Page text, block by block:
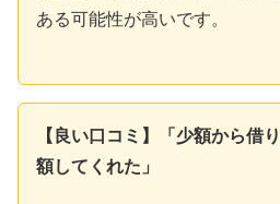
ある可能性が高いです。
【良い口コミ】「少額から借
額してくれた」